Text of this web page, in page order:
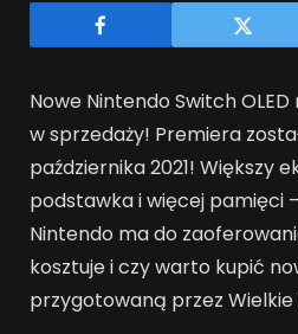
Nowe Nintendo Switch
w sprzedaży! Premiera
października 2021! Większy
podstawka i więcej pamięci
Nintendo ma do
kosztuje i czy warto kupić
przygotowaną przez Wielkie